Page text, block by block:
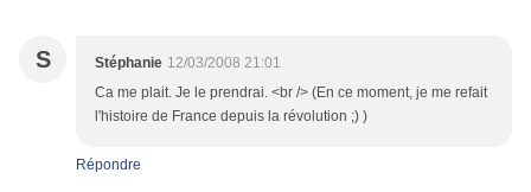
S Stéphanie 12/03/2008 21:01
Ca me plait. Je le prendrai. <br /> (En ce moment, je me refait
l'histoire de France depuis la révolution ;) )
Répondre